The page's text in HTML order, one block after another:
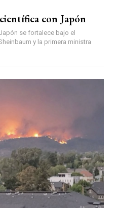
con Japón
se fortalece bajo el
y la primera ministra